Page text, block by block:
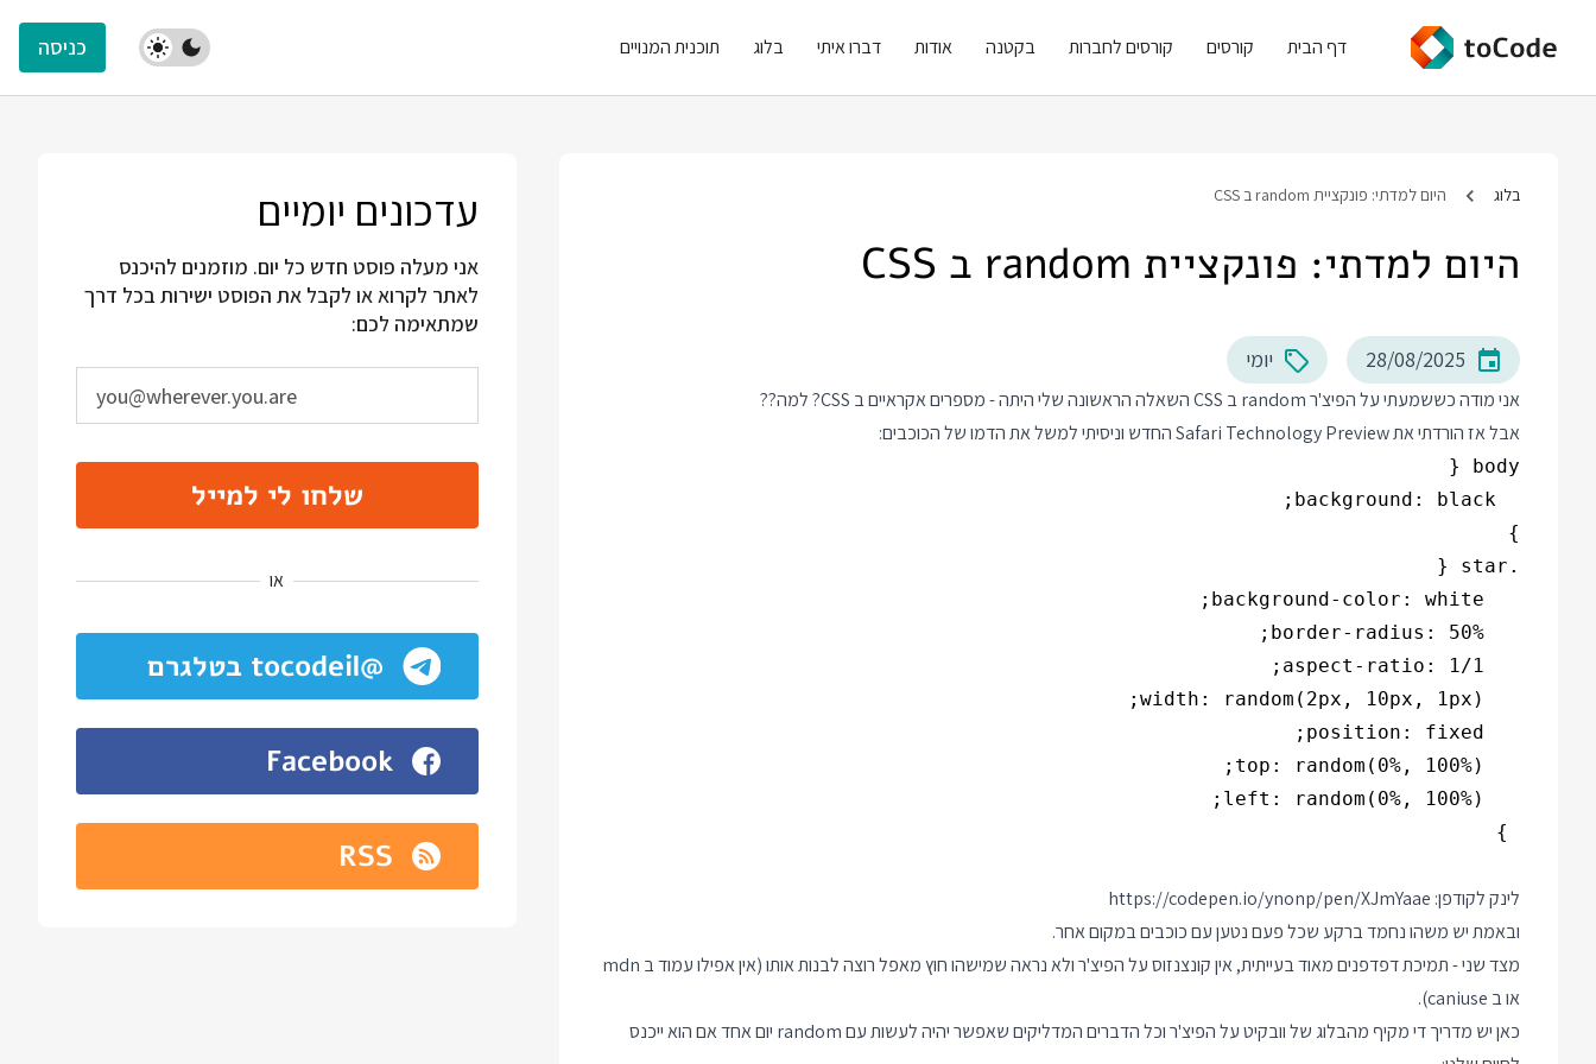
דף הבית קורסים קורסים לחברות בקטנה אודות דברו איתי בלוג תוכנית המנויים כניסה
בלוג היום למדתי: פונקציית random ב CSS
היום למדתי: פונקציית random ב CSS
28/08/2025 יומי
אני מודה כששמעתי על הפיצ'ר random ב CSS השאלה הראשונה שלי היתה - מספרים אקראיים ב CSS? למה??
אבל אז הורדתי את Safari Technology Preview החדש וניסיתי למשל את הדמו של הכוכבים:
לינק לקודפן: https://codepen.io/ynonp/pen/XJmYaae
ובאמת יש משהו נחמד ברקע שכל פעם נטען עם כוכבים במקום אחר.
מצד שני - תמיכת דפדפנים מאוד בעייתית, אין קונצנזוס על הפיצ'ר ולא נראה שמישהו חוץ מאפל רוצה לבנות אותו (אין אפילו עמוד ב mdn
או ב caniuse).
כאן יש מדריך די מקיף מהבלוג של וובקיט על הפיצ'ר וכל הדברים המדליקים שאפשר יהיה לעשות עם random יום אחד אם הוא ייכנס
עדכונים יומיים
אני מעלה פוסט חדש כל יום. מוזמנים להיכנס
לאתר לקרוא או לקבל את הפוסט ישירות בכל דרך
שמתאימה לכם:
שלחו לי למייל
או
@tocodeil בטלגרם
Facebook
RSS